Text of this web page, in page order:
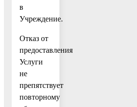
в
Учреждение.
Отказ от
предоставления
Услуги
не
препятствует
повторному